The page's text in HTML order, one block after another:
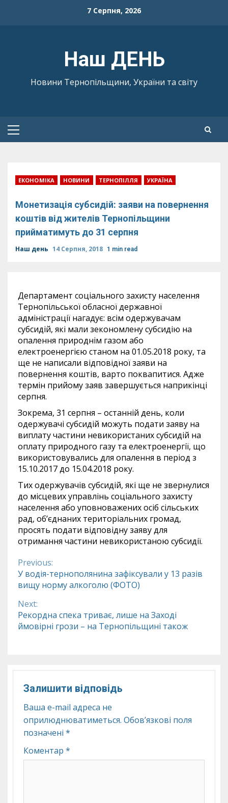
7 Серпня, 2026
Наш ДЕНЬ
Новини Тернопільщини, України та світу
Primary
ЕКОНОМІКА НОВИНИ ТЕРНОПІЛЛЯ УКРАЇНА
Монетизація субсидій: заяви на повернення
коштів від жителів Тернопільщини
прийматимуть до 31 серпня
Наш день 14 Серпня, 2018 1 min read
Департамент соціального захисту населення
Тернопільської обласної державної
адміністрації нагадує: всім одержувачам
субсидій, які мали зекономлену субсидію на
опалення природнім газом або
електроенергією станом на 01.05.2018 року, та
ще не написали відповідної заяви на
повернення коштів, варто поквапитися. Адже
термін прийому заяв завершується наприкінці
серпня.
Зокрема, 31 серпня – останній день, коли
одержувачі субсидій можуть подати заяву на
виплату частини невикористаних субсидій на
оплату природного газу та електроенергії, що
використовувались для опалення в період з
15.10.2017 до 15.04.2018 року.
Тих одержувачів субсидій, які ще не звернулися
до місцевих управлінь соціального захисту
населення або уповноважених осіб сільських
рад, об’єднаних територіальних громад,
просять подати відповідну заяву для
отримання частини невикористаною субсидії.
Continue
Reading
Previous:
У водія-тернополянина зафіксували у 13 разів
вищу норму алкоголю (ФОТО)
Next:
Рекордна спека триває, лише на Заході
ймовірні грози – на Тернопільщині також
Залишити відповідь
Ваша e-mail адреса не
оприлюднюватиметься. Обов’язкові поля
позначені *
Коментар *